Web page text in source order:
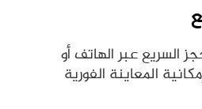
السريع عبر الهاتف أو
المعاينة الفورية